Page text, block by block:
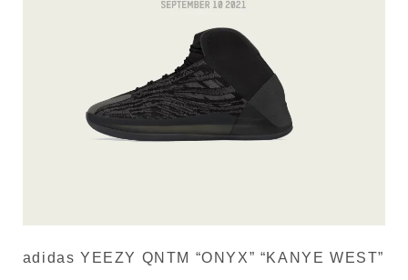
adidas YEEZY QNTM “ONYX” “KANYE WEST”